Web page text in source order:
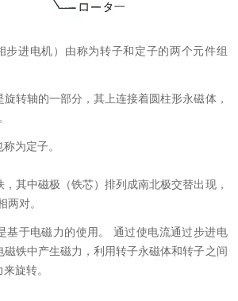
步进电机）由称为转子和定子的两个元件组
转轴的一部分，其上连接着圆柱形永磁体，
为定子。
其中磁极（铁芯）排列成南北极交替出现，
两对。
基于电磁力的使用。 通过使电流通过步进电
铁中产生磁力，利用转子永磁体和转子之间
旋转。